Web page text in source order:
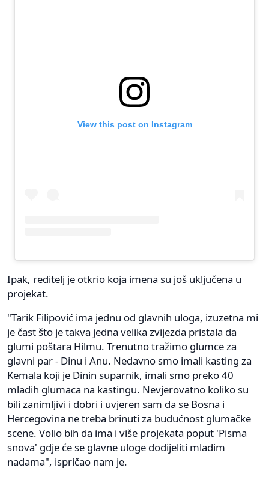
View this post on Instagram
Ipak, reditelj je otkrio koja imena su još uključena u
projekat.
"Tarik Filipović ima jednu od glavnih uloga, izuzetna mi
je čast što je takva jedna velika zvijezda pristala da
glumi poštara Hilmu. Trenutno tražimo glumce za
glavni par - Dinu i Anu. Nedavno smo imali kasting za
Kemala koji je Dinin suparnik, imali smo preko 40
mladih glumaca na kastingu. Nevjerovatno koliko su
bili zanimljivi i dobri i uvjeren sam da se Bosna i
Hercegovina ne treba brinuti za budućnost glumačke
scene. Volio bih da ima i više projekata poput 'Pisma
snova' gdje će se glavne uloge dodijeliti mladim
nadama", ispričao nam je.